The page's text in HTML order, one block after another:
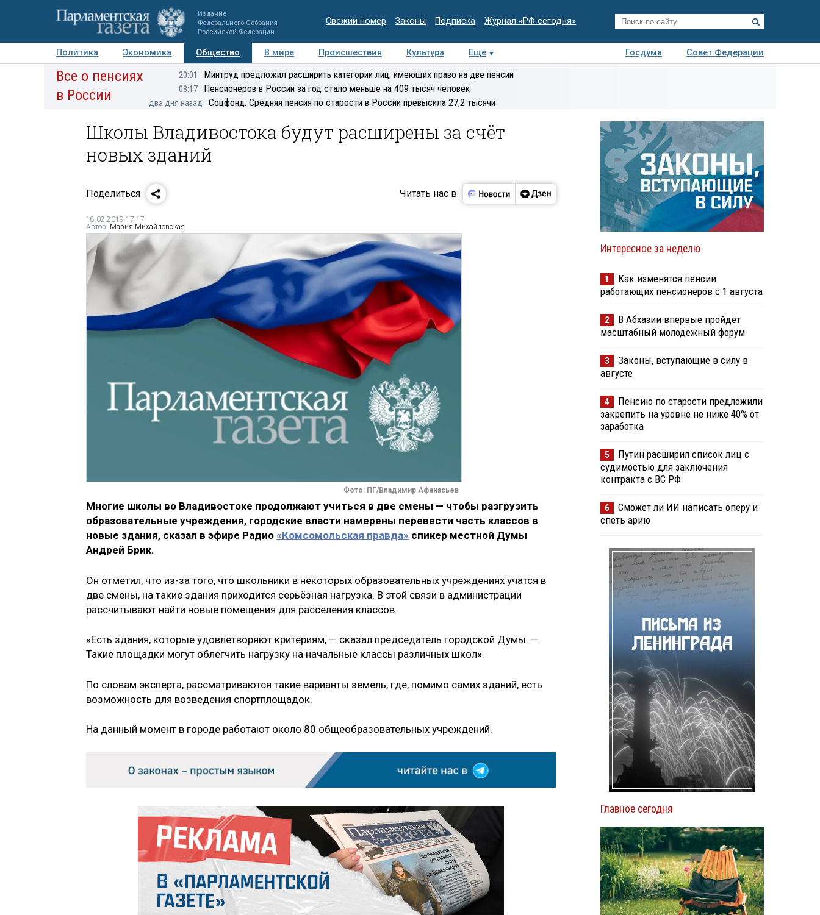
Издание
Федерального Собрания
Российской Федерации
Свежий номер Законы Подписка Журнал «РФ сегодня»
Политика Экономика Общество В мире Происшествия Культура Ещё Госдума
Совет Федерации
Авторы Персоны Мнения Регионы Медиацентр Интервью Колумнисты
Деловая
Все о пенсиях
в России
20:01 Минтруд предложил расширить категории лиц, имеющих право на две пенсии
08:17 Пенсионеров в России за год стало меньше на 409 тысяч человек
два дня назад Соцфонд: Средняя пенсия по старости в России превысила 27,2 тысячи
Школы Владивостока будут расширены за счёт
новых зданий
Поделиться Читать нас в
18.02.2019 17:17
Автор: Мария Михайловская
Фото: ПГ/Владимир Афанасьев
Многие школы во Владивостоке продолжают учиться в две смены — чтобы разгрузить
образовательные учреждения, городские власти намерены перевести часть классов в
новые здания, сказал в эфире Радио «Комсомольская правда» спикер местной Думы
Андрей Брик.
Он отметил, что из-за того, что школьники в некоторых образовательных учреждениях учатся в
две смены, на такие здания приходится серьёзная нагрузка. В этой связи в администрации
рассчитывают найти новые помещения для расселения классов.
«Есть здания, которые удовлетворяют критериям, — сказал председатель городской Думы. —
Такие площадки могут облегчить нагрузку на начальные классы различных школ».
По словам эксперта, рассматриваются такие варианты земель, где, помимо самих зданий, есть
возможность для возведения спортплощадок.
На данный момент в городе работают около 80 общеобразовательных учреждений.
Интересное за неделю
1
Как изменятся пенсии
работающих пенсионеров с 1 августа
2
В Абхазии впервые пройдёт
масштабный молодёжный форум
3
Законы, вступающие в силу в
августе
4
Пенсию по старости предложили
закрепить на уровне не ниже 40% от
заработка
5
Путин расширил список лиц с
судимостью для заключения
контракта с ВС РФ
6
Сможет ли ИИ написать оперу и
спеть арию
Главное сегодня